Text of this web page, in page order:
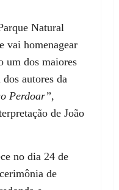
Natural
vai homenagear
um dos maiores
autores da
Perdoar”,
de João
no dia 24 de
de